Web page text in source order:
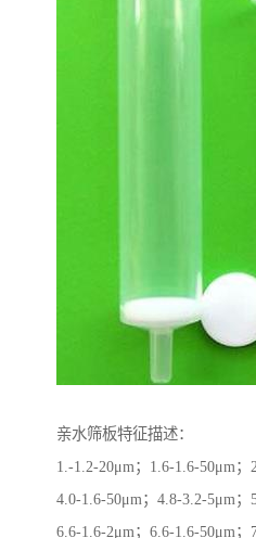
亲水筛板特征描述：
1.-1.2-20μm；1.6-1.6-50μm；
4.0-1.6-50μm；4.8-3.2-5μm；
6.6-1.6-2μm；6.6-1.6-50μm；